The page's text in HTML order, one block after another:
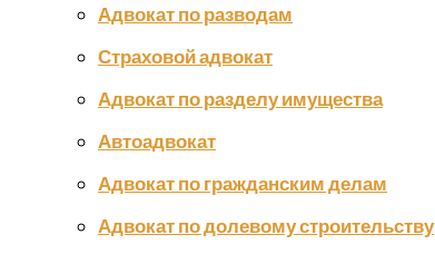
Адвокат по разводам
Страховой адвокат
Адвокат по разделу имущества
Автоадвокат
Адвокат по гражданским делам
Адвокат по долевому строительству